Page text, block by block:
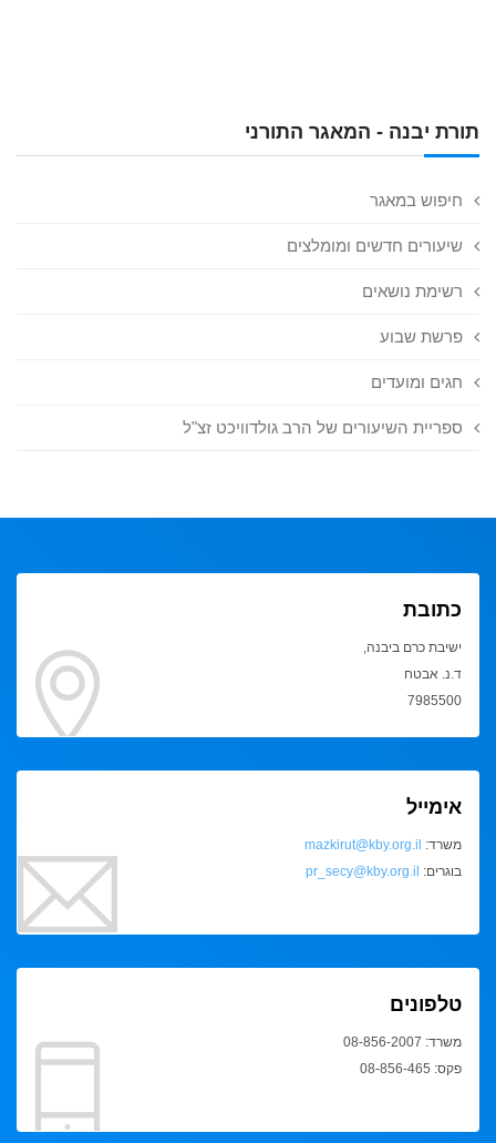
תורת יבנה - המאגר התורני
חיפוש במאגר
שיעורים חדשים ומומלצים
רשימת נושאים
פרשת שבוע
חגים ומועדים
ספריית השיעורים של הרב גולדוויכט זצ"ל
כתובת
ישיבת כרם ביבנה,
ד.נ. אבטח
7985500
אימייל
משרד: mazkirut@kby.org.il
בוגרים: pr_secy@kby.org.il
טלפונים
משרד: 08-856-2007
פקס: 08-856-465